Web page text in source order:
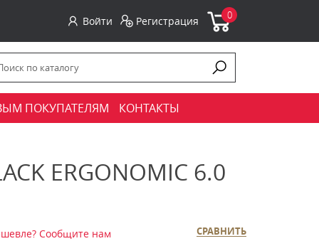
Войти Регистрация 0
ПОКУПАТЕЛЯМ КОНТАКТЫ
ERGONOMIC 6.0
СРАВНИТЬ
Сообщите нам